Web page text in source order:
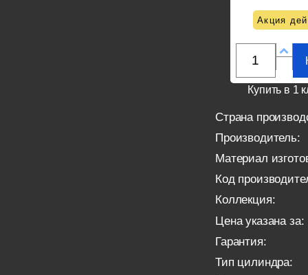
Акция
Купить в 1
Страна
Производитель:
Материал
Код
Коллекция:
Цена указана за:
Гарантия:
Тип цилиндра: